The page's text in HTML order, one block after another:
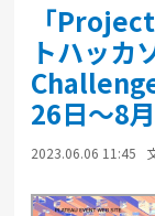
「
トハッカ
26日～8
2023.06.06 11:45